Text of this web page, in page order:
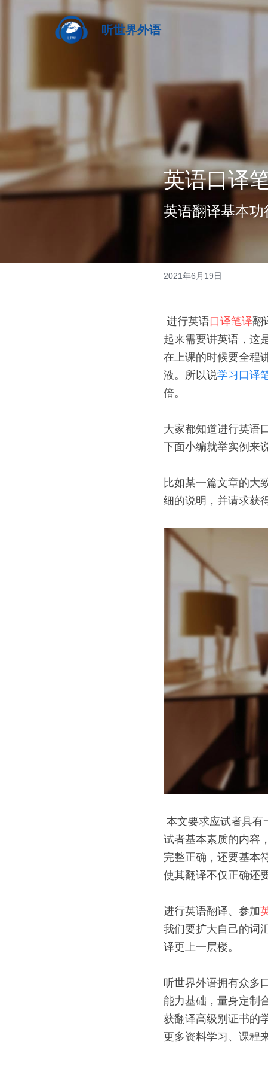
听世界外语
英语口译
英语翻译基本功
2021年6月19日
进行英语口译笔译翻
起来需要讲英语，这
在上课的时候要全程
液。所以说学习口译
倍。
大家都知道进行英语
下面小编就举实例来
比如某一篇文章的大
细的说明，并请求获
试者基本素质的内容
完整正确，还要基本
使其翻译不仅正确还
进行英语翻译、参加
我们要扩大自己的词
译更上一层楼。
听世界外语拥有众多
能力基础，量身定制
获翻译高级别证书的
更多资料学习、课程